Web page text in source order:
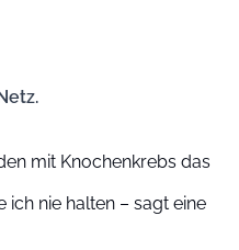
mit Knochenkrebs das
ich nie halten – sagt eine